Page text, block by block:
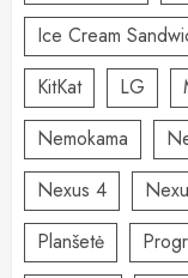
Ice Cream
KitKat
LG
Nemokama
Nexus 4
Planšetė